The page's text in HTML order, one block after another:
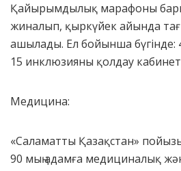
Қайырымдылық марафоны
жиналып, қыркүйек айында
ашылады. Ел бойынша бүгінде:
15 инклюзияны қолдау
Медицина:
«Саламатты Қазақстан»
90 мың адамға медициналық